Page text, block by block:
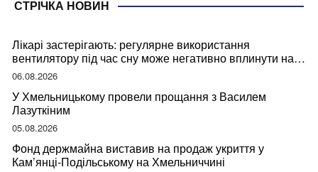
СТРІЧКА НОВИН
Лікарі застерігають: регулярне використання
вентилятору під час сну може негативно вплинути на
ваше здоров’я
06.08.2026
У Хмельницькому провели прощання з Василем
Лазуткіним
05.08.2026
Фонд держмайна виставив на продаж укриття у
Кам’янці-Подільському на Хмельниччині